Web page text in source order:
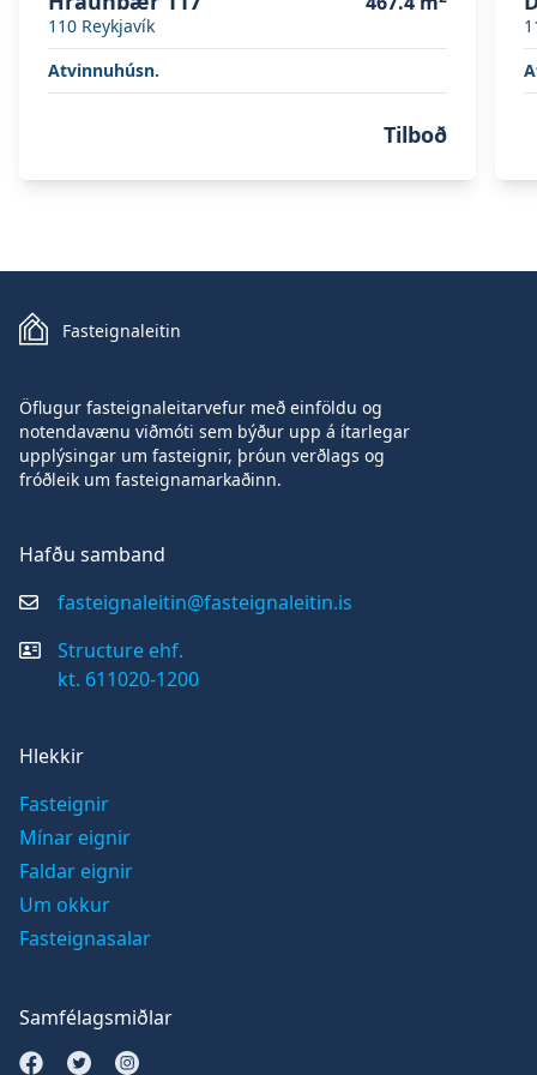
110 Reykjavík
Atvinnuhúsn.
Tilboð
Fasteignaleitin
Öflugur fasteignaleitarvefur með einföldu og
notendavænu viðmóti sem býður upp á ítarlegar
upplýsingar um fasteignir, þróun verðlags og
fróðleik um fasteignamarkaðinn.
Hafðu samband
fasteignaleitin@fasteignaleitin.is
Structure ehf.
kt. 611020-1200
Hlekkir
Fasteignir
Mínar eignir
Faldar eignir
Um okkur
Fasteignasalar
Samfélagsmiðlar
Opna Facebook síðu
Opna Twitter síðu
Opna Instagram síðu